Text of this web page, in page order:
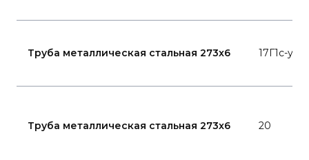
Труба металлическая стальная 273x6 17Г1с-у
Труба металлическая стальная 273x6 20